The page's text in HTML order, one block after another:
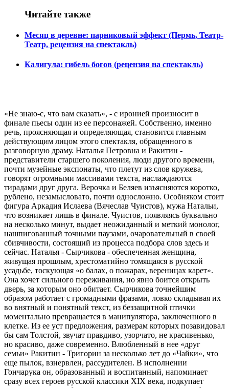
Читайте также
Месяц в деревне: парниковый эффект (Пермь, Театр-
Театр, рецензия на спектакль)
Калигула: гибель богов (рецензия на спектакль)
«Не знаю-с, что вам сказать», - с иронией произносит в
финале пьесы один из ее персонажей. Собственно, именно
речь, проясняющая и определяющая, становится главным
действующим лицом этого спектакля, обращенного в
разговорную драму. Наталья Петровна и Ракитин -
представители старшего поколения, люди другого времени,
почти музейные экспонаты, что плетут из слов кружева,
говорят огромными массивами текста, наслаждаются
тирадами друг друга. Верочка и Беляев изъясняются коротко,
рублено, незамысловато, почти односложно. Особняком стоит
фигура Аркадия Ислаева (Вячеслав Чуистов), мужа Натальи,
что возникает лишь в финале. Чуистов, появляясь буквально
на несколько минут, выдает неожиданный и меткий монолог,
нашпигованный точными паузами, очаровательный в своей
сбивчивости, состоящий из процесса подбора слов здесь и
сейчас. Наталья - Сырчикова - обеспеченная женщина,
живущая прошлым, хрестоматийно томящаяся в русской
усадьбе, тоскующая «о балах, о пожарах, вереницах карет».
Она хочет сильного переживания, но явно боится открыть
дверь, за которым оно обитает. Сырчикова точнейшим
образом работает с громадными фразами, ловко складывая их
во внятный и понятный текст, из беззащитной птички
моментально превращается в манипулятора, заключенного в
клетке. Из ее уст предложения, размерам которых позавидовал
бы сам Толстой, звучат правдиво, узорчато, не красивенько,
но красиво, даже современно. Влюбленный в нее «друг
семьи» Ракитин - Тригорин за несколько лет до «Чайки», что
еще пылок, взнервлен, рассудителен. В исполнении
Гончарука он, образованный и воспитанный, напоминает
сразу всех героев русской классики ХIX века, подкупает